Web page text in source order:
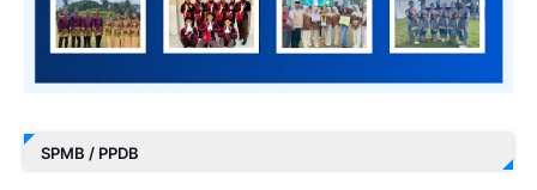
SPMB / PPDB